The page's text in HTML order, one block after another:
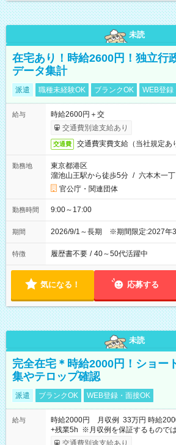
未読
在宅あり！時給2600円！独立行
データ集計
派遣 職種未経験OK ブランクOK WEB登録
給与
時給2600円＋交
交通費別途支給あり
交通費 交通費実費支給（当社規定あ
勤務地
東京都港区
溜池山王駅から徒歩5分 / 六本木一
官公庁・関連団体
勤務時間 9:00～17:00
期間 2026/9/1～長期 ※期間限定:2027年
特徴 履歴書不要 / 40～50代活躍中
気になる！ 応募する
未読
完全在宅＊時給2000円！ショー
集やテロップ確認
派遣 ブランクOK WEB登録・面接OK
給与
時給2000円 月収例 33万円 時給
+残業5h ※月収例を保証するもので
取りサービス利用可（利用条件有）
交通費別途支給あり